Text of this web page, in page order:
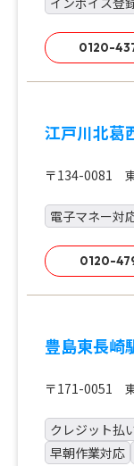
0120-
江戸川北葛
〒134-0081
電子マネー対
0120-
豊島東長崎
〒171-0051
クレジット払
早朝作業対応